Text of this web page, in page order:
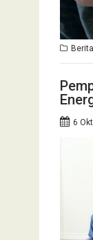
Berita
6